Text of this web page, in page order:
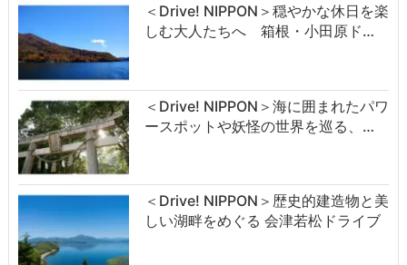
＜Drive! NIPPON＞穏やかな休日を楽
しむ大人たちへ 箱根・小田原ド…
＜Drive! NIPPON＞海に囲まれたパワ
ースポットや妖怪の世界を巡る、…
＜Drive! NIPPON＞歴史的建造物と美
しい湖畔をめぐる 会津若松ドライブ